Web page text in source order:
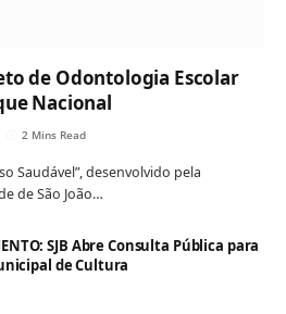
de Odontologia Escolar
Nacional
2 Mins Read
Saudável”, desenvolvido pela
de São João…
SJB Abre Consulta Pública para
de Cultura